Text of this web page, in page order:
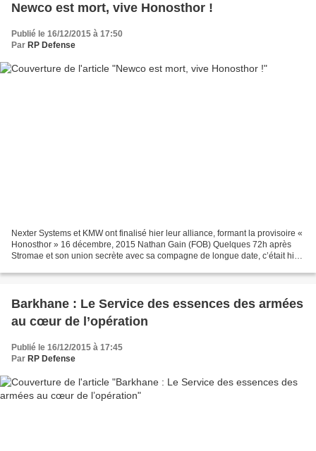
Newco est mort, vive Honosthor !
Publié le 16/12/2015 à 17:50
Par RP Defense
Nexter Systems et KMW ont finalisé hier leur alliance, formant la provisoire «
Honosthor » 16 décembre, 2015 Nathan Gain (FOB) Quelques 72h après
Stromae et son union secrète avec sa compagne de longue date, c’était hier
Barkhane : Le Service des essences des armées
au cœur de l’opération
Publié le 16/12/2015 à 17:45
Par RP Defense